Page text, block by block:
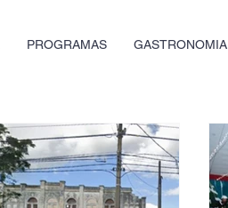
PROGRAMAS GASTRONOMIA